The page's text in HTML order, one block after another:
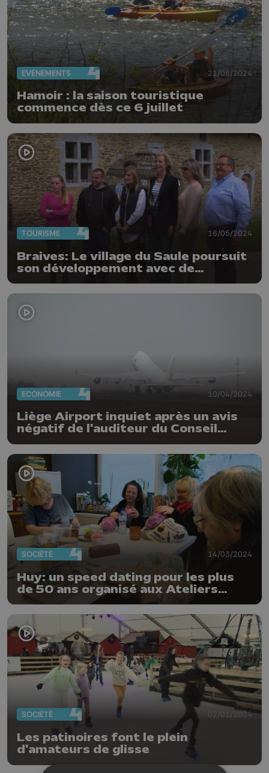
EVÈNEMENTS 21/06/2024
Hamoir : la saison touristique
commence dès ce 6 juillet
TOURISME 16/05/2024
Braives: Le village du Saule poursuit
son développement avec de
nouvelles activités
ECONOMIE 10/04/2024
Liège Airport inquiet après un avis
négatif de l'auditeur du Conseil
SOCIÉTÉ 14/03/2024
Huy: un speed dating pour les plus
de 50 ans organisé aux Ateliers
d'Emma
SOCIÉTÉ 02/01/2024
Les patinoires font le plein
d'amateurs de glisse